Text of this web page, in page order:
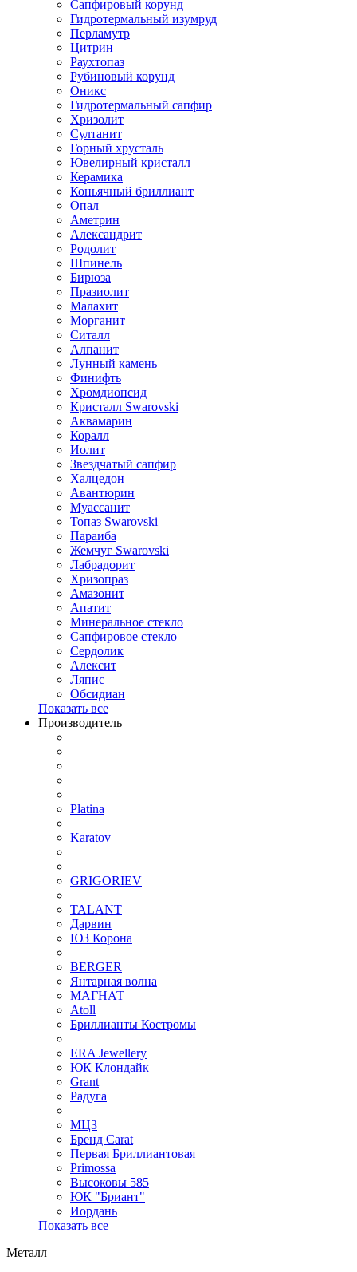
Сапфировый корунд
Гидротермальный изумруд
Перламутр
Цитрин
Раухтопаз
Рубиновый корунд
Оникс
Гидротермальный сапфир
Хризолит
Султанит
Горный хрусталь
Ювелирный кристалл
Керамика
Коньячный бриллиант
Опал
Аметрин
Александрит
Родолит
Шпинель
Бирюза
Празиолит
Малахит
Морганит
Ситалл
Алпанит
Лунный камень
Финифть
Хромдиопсид
Кристалл Swarovski
Аквамарин
Коралл
Иолит
Звездчатый сапфир
Халцедон
Авантюрин
Муассанит
Топаз Swarovski
Параиба
Жемчуг Swarovski
Лабрадорит
Хризопраз
Амазонит
Апатит
Минеральное стекло
Сапфировое стекло
Сердолик
Алексит
Ляпис
Обсидиан
Показать все
Производитель
Platina
Karatov
GRIGORIEV
TALANT
Дарвин
ЮЗ Корона
BERGER
Янтарная волна
МАГНАТ
Atoll
Бриллианты Костромы
ERA Jewellery
ЮК Клондайк
Grant
Радуга
МЦЗ
Бренд Carat
Первая Бриллиантовая
Primossa
Высоковы 585
ЮК "Бриант"
Иордань
Показать все
Металл